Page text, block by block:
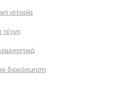
ιστορία
τέχνη
διακόσμηση